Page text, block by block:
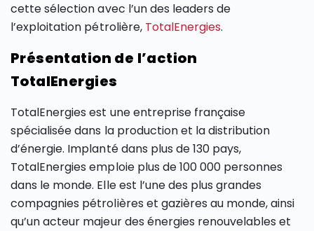
cette sélection avec l’un des leaders de
l’exploitation pétrolière, TotalEnergies.
Présentation de l’action
TotalEnergies
TotalEnergies est une entreprise française
spécialisée dans la production et la distribution
d’énergie. Implanté dans plus de 130 pays,
TotalEnergies emploie plus de 100 000 personnes
dans le monde. Elle est l’une des plus grandes
compagnies pétrolières et gazières au monde, ainsi
qu’un acteur majeur des énergies renouvelables et